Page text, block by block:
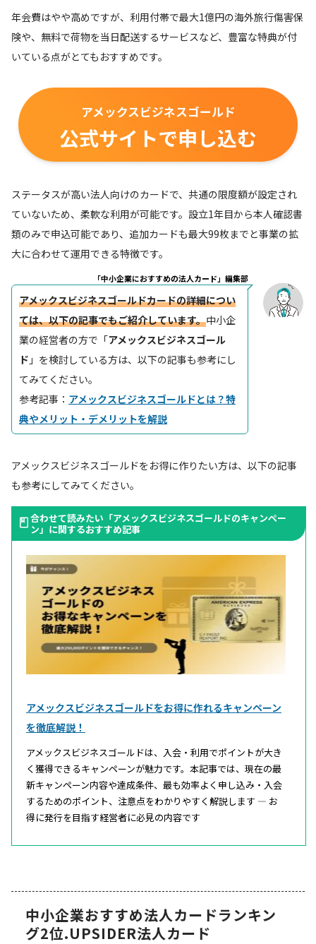
年会費はやや高めですが、利用付帯で最大1億円の海外旅行傷害保
険や、無料で荷物を当日配送するサービスなど、豊富な特典が付
いている点がとてもおすすめです。
アメックスビジネスゴールド
公式サイトで申し込む
ステータスが高い法人向けのカードで、共通の限度額が設定され
ていないため、柔軟な利用が可能です。設立1年目から本人確認書
類のみで申込可能であり、追加カードも最大99枚までと事業の拡
大に合わせて運用できる特徴です。
「中小企業におすすめの法人カード」編集部
アメックスビジネスゴールドカードの詳細につい
ては、以下の記事でもご紹介しています。中小企
業の経営者の方で「アメックスビジネスゴール
ド 」を検討している方は、以下の記事も参考にし
てみてください。
参考記事： アメックスビジネスゴールドとは？特
典やメリット・デメリットを解説
アメックスビジネスゴールドをお得に作りたい方は、以下の記事
も参考にしてみてください。
合わせて読みたい「アメックスビジネスゴールドのキャンペー
ン」に関するおすすめ記事
アメックスビジネスゴールドをお得に作れるキャンペーン
を徹底解説！
アメックスビジネスゴールドは、入会・利用でポイントが大き
く獲得できるキャンペーンが魅力です。本記事では、現在の最
新キャンペーン内容や達成条件、最も効率よく申し込み・入会
するためのポイント、注意点をわかりやすく解説します — お
得に発行を目指す経営者に必見の内容です
中小企業おすすめ法人カードランキン
グ2位.UPSIDER法人カード